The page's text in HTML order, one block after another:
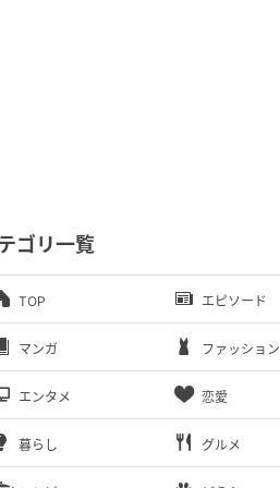
ゴリ一覧
TOP エピソード
マンガ ファッション
エンタメ 恋愛
暮らし グルメ